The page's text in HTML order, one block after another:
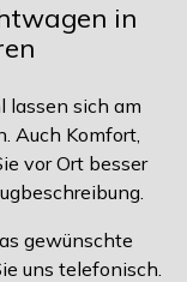
in
lassen sich am
Auch Komfort,
vor Ort besser
gewünschte
uns telefonisch.